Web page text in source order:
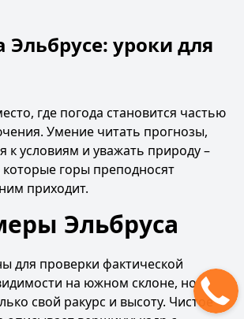
Эльбрусе: уроки для
где погода становится частью
Умение читать прогнозы,
к условиям и уважать природу –
которые горы преподносят
приходит.
Эльбруса
для проверки фактической
на южном склоне, но
свой ракурс и высоту. Чистое